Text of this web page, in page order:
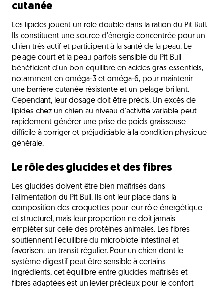
cutanée
Les lipides jouent un rôle double dans la ration du Pit Bull.
Ils constituent une source d'énergie concentrée pour un
chien très actif et participent à la santé de la peau. Le
pelage court et la peau parfois sensible du Pit Bull
bénéficient d'un bon équilibre en acides gras essentiels,
notamment en oméga-3 et oméga-6, pour maintenir
une barrière cutanée résistante et un pelage brillant.
Cependant, leur dosage doit être précis. Un excès de
lipides chez un chien au niveau d'activité variable peut
rapidement générer une prise de poids graisseuse
difficile à corriger et préjudiciable à la condition physique
générale.
Le rôle des glucides et des fibres
Les glucides doivent être bien maîtrisés dans
l'alimentation du Pit Bull. Ils ont leur place dans la
composition des croquettes pour leur rôle énergétique
et structurel, mais leur proportion ne doit jamais
empiéter sur celle des protéines animales. Les fibres
soutiennent l'équilibre du microbiote intestinal et
favorisent un transit régulier. Pour un chien dont le
système digestif peut être sensible à certains
ingrédients, cet équilibre entre glucides maîtrisés et
fibres adaptées est un levier précieux pour le confort